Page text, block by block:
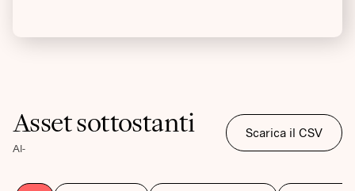
Asset sottostanti
Al-
Scarica il CSV